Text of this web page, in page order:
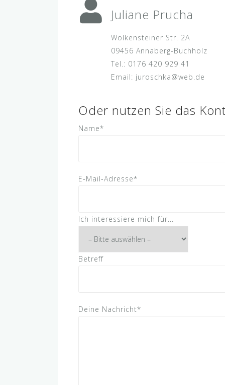
Juliane Prucha
Wolkensteiner Str. 2A
09456 Annaberg-Buchholz
Tel.: 0176 420 929 41
Email: juroschka@web.de
Oder nutzen Sie das
Name*
E-Mail-Adresse*
Ich interessiere mich für...
Betreff
Deine Nachricht*